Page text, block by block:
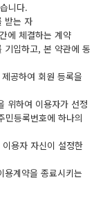
니다.
받는 자
에 체결하는 계약
입하고, 본 약관에 동
공하여 회원 등록을
위하여 이용자가 선정
민등록번호에 하나의
용자 자신이 설정한
계약을 종료시키는